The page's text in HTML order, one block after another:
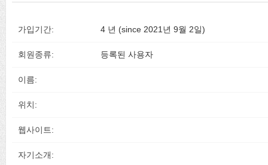
가입기간: 4 년 (since 2021년 9월 2일)
회원종류: 등록된 사용자
이름:
위치:
웹사이트:
자기소개: